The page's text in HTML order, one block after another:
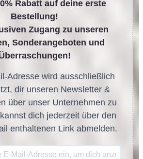
Rabatt auf deine erste
Bestellung!
Zugang zu unseren
Sonderangeboten und
Adresse wird ausschließlich
dir unseren Newsletter &
über unser Unternehmen zu
dich jederzeit über den
enthaltenen Link abmelden.